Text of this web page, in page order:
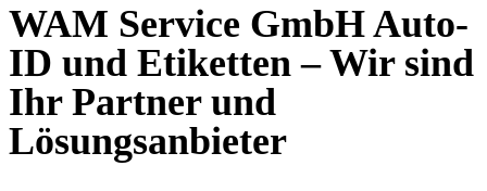
WAM Service GmbHAuto-
ID und Etiketten – Wir sind
Ihr Partner und
Lösungsanbieter